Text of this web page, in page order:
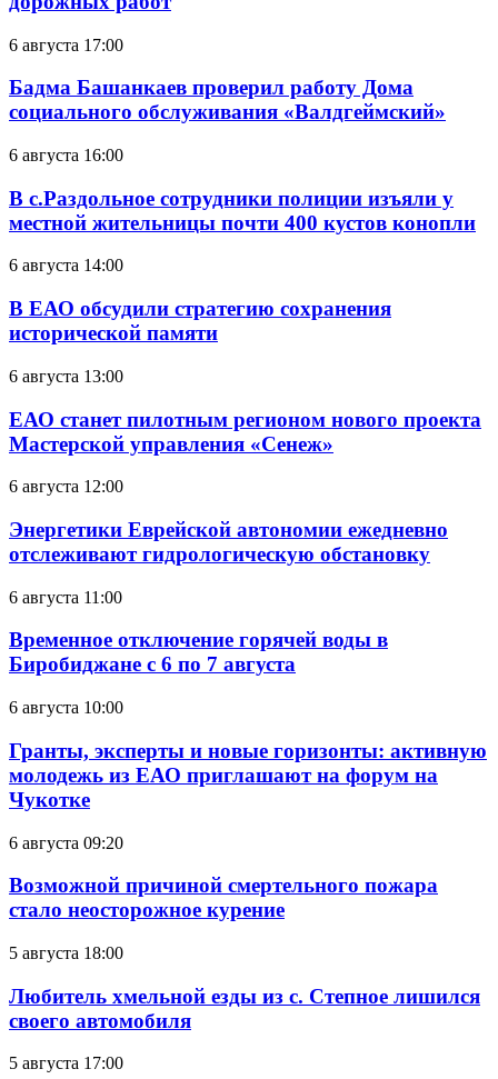
6 августа 17:00
Бадма Башанкаев проверил работу Дома
социального обслуживания «Валдгеймский»
6 августа 16:00
В с.Раздольное сотрудники полиции изъяли у
местной жительницы почти 400 кустов конопли
6 августа 14:00
В ЕАО обсудили стратегию сохранения
исторической памяти
6 августа 13:00
ЕАО станет пилотным регионом нового проекта
Мастерской управления «Сенеж»
6 августа 12:00
Энергетики Еврейской автономии ежедневно
отслеживают гидрологическую обстановку
6 августа 11:00
Временное отключение горячей воды в
Биробиджане с 6 по 7 августа
6 августа 10:00
Гранты, эксперты и новые горизонты: активную
молодежь из ЕАО приглашают на форум на
Чукотке
6 августа 09:20
Возможной причиной смертельного пожара
стало неосторожное курение
5 августа 18:00
Любитель хмельной езды из с. Степное лишился
своего автомобиля
5 августа 17:00